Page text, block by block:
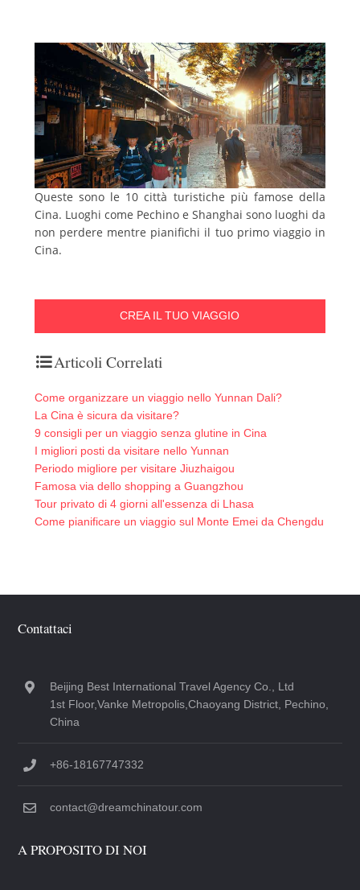
Queste sono le 10 città turistiche più famose della
Cina. Luoghi come Pechino e Shanghai sono luoghi da
non perdere mentre pianifichi il tuo primo viaggio in
Cina.
CREA IL TUO VIAGGIO
Articoli Correlati
Come organizzare un viaggio nello Yunnan Dali?
La Cina è sicura da visitare?
9 consigli per un viaggio senza glutine in Cina
I migliori posti da visitare nello Yunnan
Periodo migliore per visitare Jiuzhaigou
Famosa via dello shopping a Guangzhou
Tour privato di 4 giorni all'essenza di Lhasa
Come pianificare un viaggio sul Monte Emei da Chengdu
Contattaci
Beijing Best International Travel Agency Co., Ltd
1st Floor,Vanke Metropolis,Chaoyang District, Pechino,
China
+86-18167747332
contact@dreamchinatour.com
A PROPOSITO DI NOI